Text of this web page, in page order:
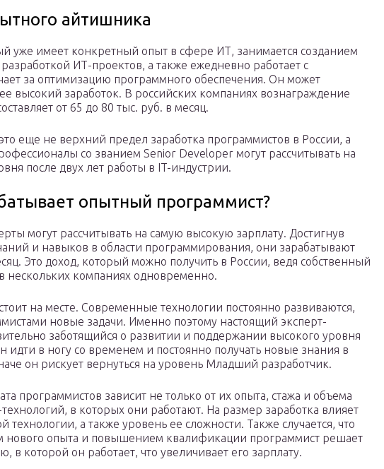
айтишника
уже имеет конкретный опыт в сфере ИТ, занимается созданием
ИТ-проектов, а также ежедневно работает с
за оптимизацию программного обеспечения. Он может
высокий заработок. В российских компаниях вознаграждение
от 65 до 80 тыс. руб. в месяц.
еще не верхний предел заработка программистов в России, а
со званием Senior Developer могут рассчитывать на
после двух лет работы в IT-индустрии.
опытный программист?
могут рассчитывать на самую высокую зарплату. Достигнув
и навыков в области программирования, они зарабатывают
Это доход, который можно получить в России, ведя собственный
нескольких компаниях одновременно.
на месте. Современные технологии постоянно развиваются,
новые задачи. Именно поэтому настоящий эксперт-
заботящийся о развитии и поддержании высокого уровня
идти в ногу со временем и постоянно получать новые знания в
он рискует вернуться на уровень Младший разработчик.
программистов зависит не только от их опыта, стажа и объема
в которых они работают. На размер заработка влияет
технологии, а также уровень ее сложности. Также случается, что
нового опыта и повышением квалификации программист решает
в которой он работает, что увеличивает его зарплату.